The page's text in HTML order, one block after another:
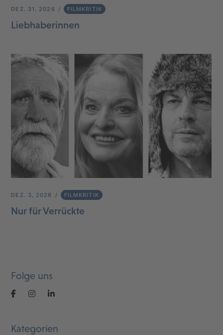
DEZ. 31, 2026 FILMKRITIK
Liebhaberinnen
DEZ. 3, 2026 FILMKRITIK
Nur für Verrückte
Folge uns
Kategorien